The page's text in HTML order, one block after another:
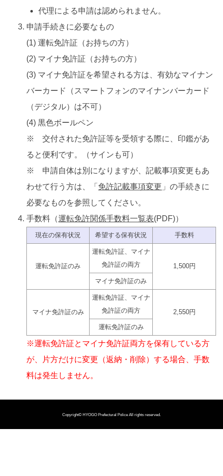
代理による申請は認められません。
申請手続きに必要なもの
(1) 運転免許証（お持ちの方）
(2) マイナ免許証（お持ちの方）
(3) マイナ免許証を希望される方は、有効なマイナン
バーカード（スマートフォンのマイナンバーカード
（デジタル）は不可）
(4) 黒色ボールペン
※ 交付された免許証等を受領する際に、印鑑があ
ると便利です。（サインも可）
※ 申請自体は別になりますが、記載事項変更もあ
わせて行う方は、「 免許記載事項変更 」の手続きに
必要なものを参照してください。
手数料（運転免許関係手数料一覧表(PDF)）
現在の保有状況 希望する保有状況 手数料
運転免許証のみ
運転免許証、マイナ
免許証の両方
1,500円
マイナ免許証のみ
マイナ免許証のみ
運転免許証、マイナ
免許証の両方
2,550円
運転免許証のみ
※運転免許証とマイナ免許証両方を保有している方
が、片方だけに変更（返納・削除）する場合、手数
料は発生しません。
Copyright© HYOGO Prefectural Police All rights reserved.